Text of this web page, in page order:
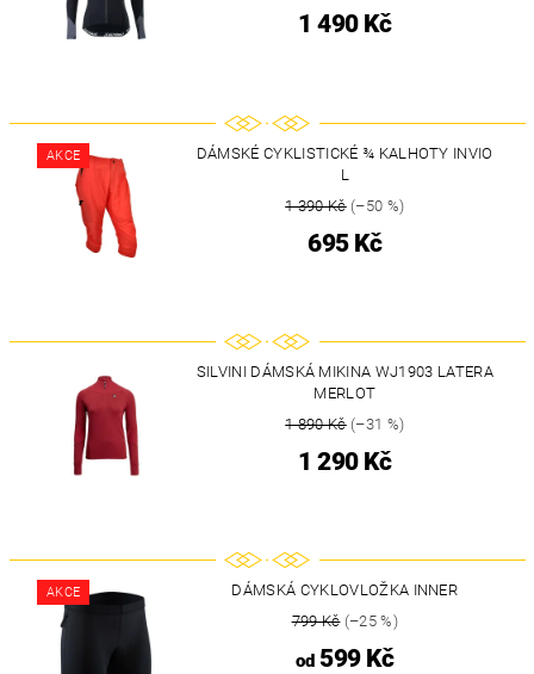
1 490 Kč
AKCE
DÁMSKÉ CYKLISTICKÉ ¾ KALHOTY INVIO
L
1 390 Kč(–50 %)
695 Kč
SILVINI DÁMSKÁ MIKINA WJ1903 LATERA
MERLOT
1 890 Kč(–31 %)
1 290 Kč
AKCE
DÁMSKÁ CYKLOVLOŽKA INNER
799 Kč(–25 %)
od599 Kč